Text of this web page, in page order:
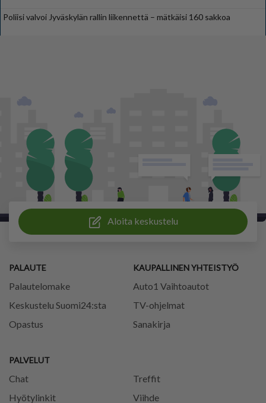
Poliisi valvoi Jyväskylän rallin liikennettä – mätkäisi 160 sakkoa
Aloita keskustelu
PALAUTE
Palautelomake
Keskustelu Suomi24:sta
Opastus
PALVELUT
Chat
Treffit
Hyötylinkit
Viihde
KAUPALLINEN YHTEISTYÖ
Auto1 Vaihtoautot
TV-ohjelmat
Sanakirja